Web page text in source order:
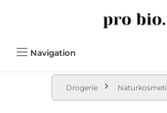
Navigation
Drogerie